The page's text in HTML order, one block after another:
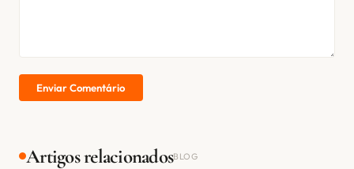
Enviar Comentário
Artigos relacionadosBLOG